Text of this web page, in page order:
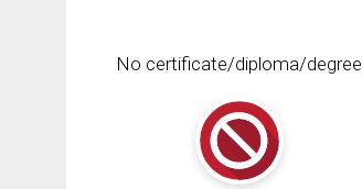
No certificate/diploma/degree